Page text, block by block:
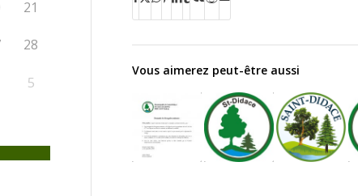
Vous aimerez peut-être aussi
21
28
5